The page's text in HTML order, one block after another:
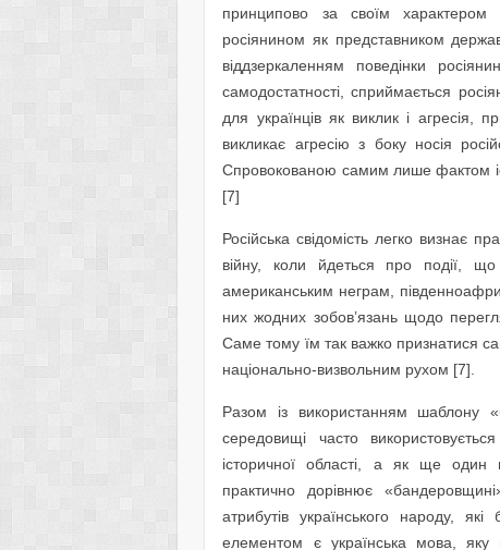
принципово за своїм характером
росіянином як представником
віддзеркаленням поведінки
самодостатності, сприймається
для українців як виклик і агресія,
викликає агресію з боку носія
Спровокованою самим лише фактом
[7]
Російська свідомість легко визнає
війну, коли йдеться про події, що
американським неграм,
них жодних зобов’язань щодо
Саме тому їм так важко признатися
національно-визвольним рухом [7].
Разом із використанням шаблону
середовищі часто
історичної області, а як ще
практично дорівнює
атрибутів українського народу,
елементом є українська мова, яку